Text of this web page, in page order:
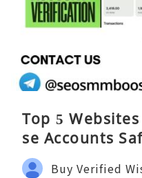
Top 5
se Accounts
Buy Verified